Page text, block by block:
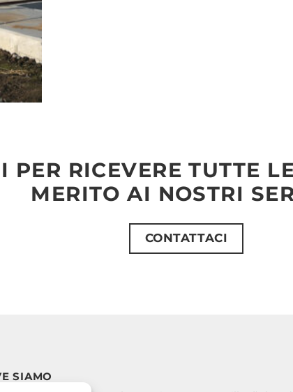
PER RICEVERE TUTTE
MERITO AI NOSTRI
CONTATTACI
SIAMO